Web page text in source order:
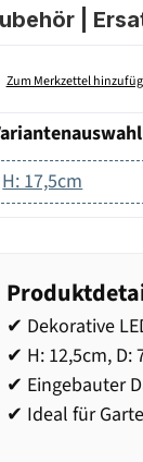
|
Zum Merkzettel
H: 17,5cm
✔ Dekorative
✔ H: 12,5cm, D:
✔ Eingebauter
✔ Ideal für